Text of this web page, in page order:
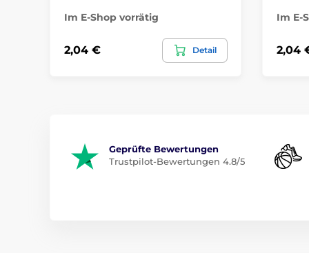
Im E-Shop vorrätig
2,04 € Detail
Im E-
2,04
Geprüfte Bewertungen
Trustpilot-Bewertungen 4.8/5